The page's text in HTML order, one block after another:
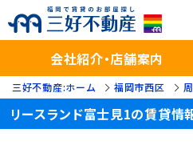
会社紹介・店舗案内
三好不動産:ホーム 福岡市西区
リースランド富士見1の賃貸情